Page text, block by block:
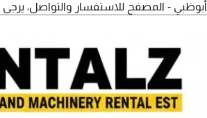
أبوظبي - المصفح للاستفسار والتواصل، يرجى